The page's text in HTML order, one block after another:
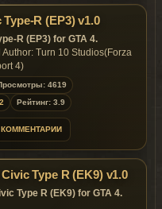
- Extra 8: Lights washer;
Extra 9: Front Plate;
Paintjob(template included).
R (EP3) v1.0
R (EP3) for GTA 4.
Author: Turn 10 Studios(Forza
4)
to GTA4 by: y97y
by: y97y
and HQ Interior;
paintjob;
include;
body;
rims;
4619
Рейтинг: 3.9
КОММЕНТАРИИ
Type R (EK9) v1.0
Type R (EK9) for GTA 4.